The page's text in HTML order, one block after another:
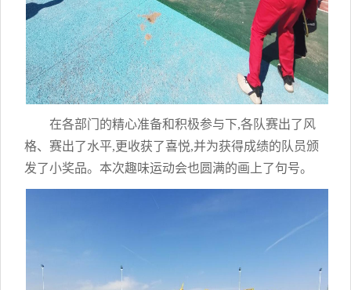
在各部门的精心准备和积极参与下,各队赛出了风
格、赛出了水平,更收获了喜悦,并为获得成绩的队员颁
发了小奖品。本次趣味运动会也圆满的画上了句号。